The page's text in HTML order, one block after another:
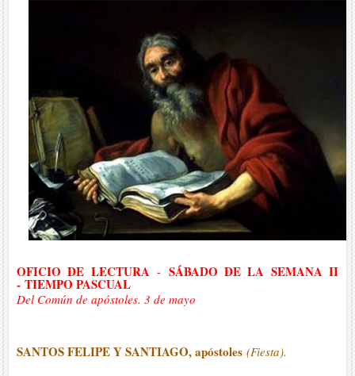
OFICIO DE LECTURA - SÁBADO DE LA SEMANA II
- TIEMPO PASCUAL
Del Común de apóstoles. 3 de mayo
SANTOS FELIPE Y SANTIAGO, apóstoles (Fiesta).